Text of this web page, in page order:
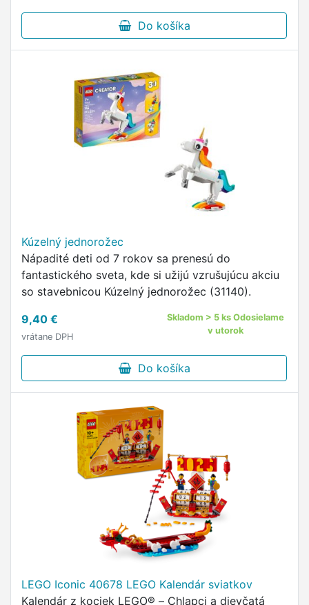
Do košíka
Kúzelný jednorožec
Nápadité deti od 7 rokov sa prenesú do
fantastického sveta, kde si užijú vzrušujúcu akciu
so stavebnicou Kúzelný jednorožec (31140).
9,40 €
vrátane DPH
Skladom > 5 ks Odosielame
v utorok
Do košíka
LEGO Iconic 40678 LEGO Kalendár sviatkov
Kalendár z kociek LEGO® – Chlapci a dievčatá